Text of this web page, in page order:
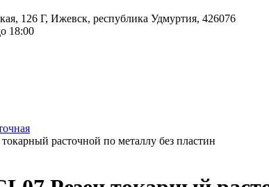
126 Г, Ижевск, республика Удмуртия, 426076
18:00
расточной по металлу без пластин